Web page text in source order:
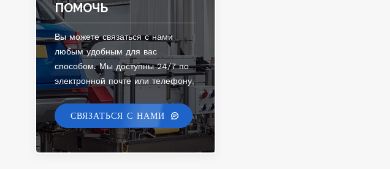
ПОМОЧЬ
Вы можете связаться с нами
любым удобным для вас
способом. Мы доступны 24/7 по
электронной почте или телефону.
СВЯЗАТЬСЯ С НАМИ